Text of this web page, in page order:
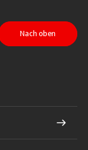
Nach oben